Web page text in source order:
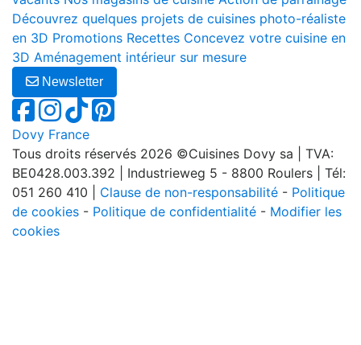
Découvrez quelques projets de cuisines photo-réaliste
en 3D Promotions Recettes Concevez votre cuisine en
3D Aménagement intérieur sur mesure
Newsletter
Dovy France
Tous droits réservés 2026 ©Cuisines Dovy sa | TVA:
BE0428.003.392 | Industrieweg 5 - 8800 Roulers | Tél:
051 260 410 | Clause de non-responsabilité - Politique
de cookies - Politique de confidentialité - Modifier les
cookies